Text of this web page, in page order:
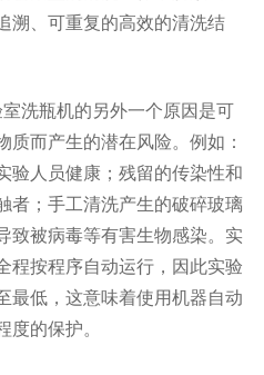
溯、可重复的高效的清洗结
瓶机的另外一个原因是可
质而产生的潜在风险。例如：
验人员健康；残留的传染性和
者；手工清洗产生的破碎玻璃
致被病毒等有害生物感染。实
程按程序自动运行，因此实验
最低，这意味着使用机器自动
度的保护。